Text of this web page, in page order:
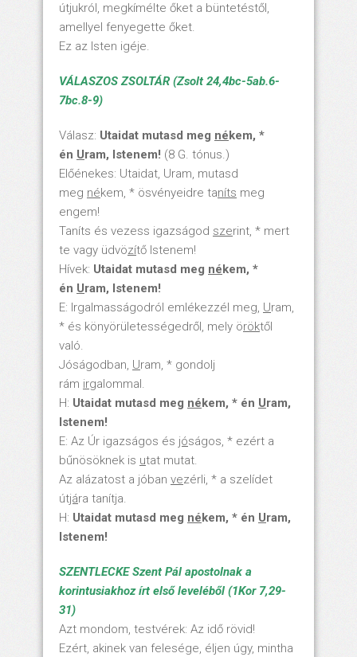
útjukról, megkímélte őket a büntetéstől,
amellyel fenyegette őket.
Ez az Isten igéje.
VÁLASZOS ZSOLTÁR (Zsolt 24,4bc-5ab.6-
7bc.8-9)
Válasz: Utaidat mutasd meg né kem, *
én Uram, Istenem! (8 G. tónus.)
Előénekes: Utaidat, Uram, mutasd
meg nékem, * ösvényeidre taníts meg
engem!
Taníts és vezess igazságod szerint, * mert
te vagy üdvözítő Istenem!
Hívek: Utaidat mutasd meg né kem, *
én Uram, Istenem!
E: Irgalmasságodról emlékezzél meg, Uram,
* és könyörületességedről, mely öröktől
való.
Jóságodban, Uram, * gondolj
rám irgalommal.
H: Utaidat mutasd meg né kem, * én Uram,
Istenem!
E: Az Úr igazságos és jóságos, * ezért a
bűnösöknek is utat mutat.
Az alázatost a jóban vezérli, * a szelídet
útjára tanítja.
H: Utaidat mutasd meg né kem, * én Uram,
Istenem!
SZENTLECKE Szent Pál apostolnak a
korintusiakhoz írt első leveléből (1Kor 7,29-
31)
Azt mondom, testvérek: Az idő rövid!
Ezért, akinek van felesége, éljen úgy, mintha